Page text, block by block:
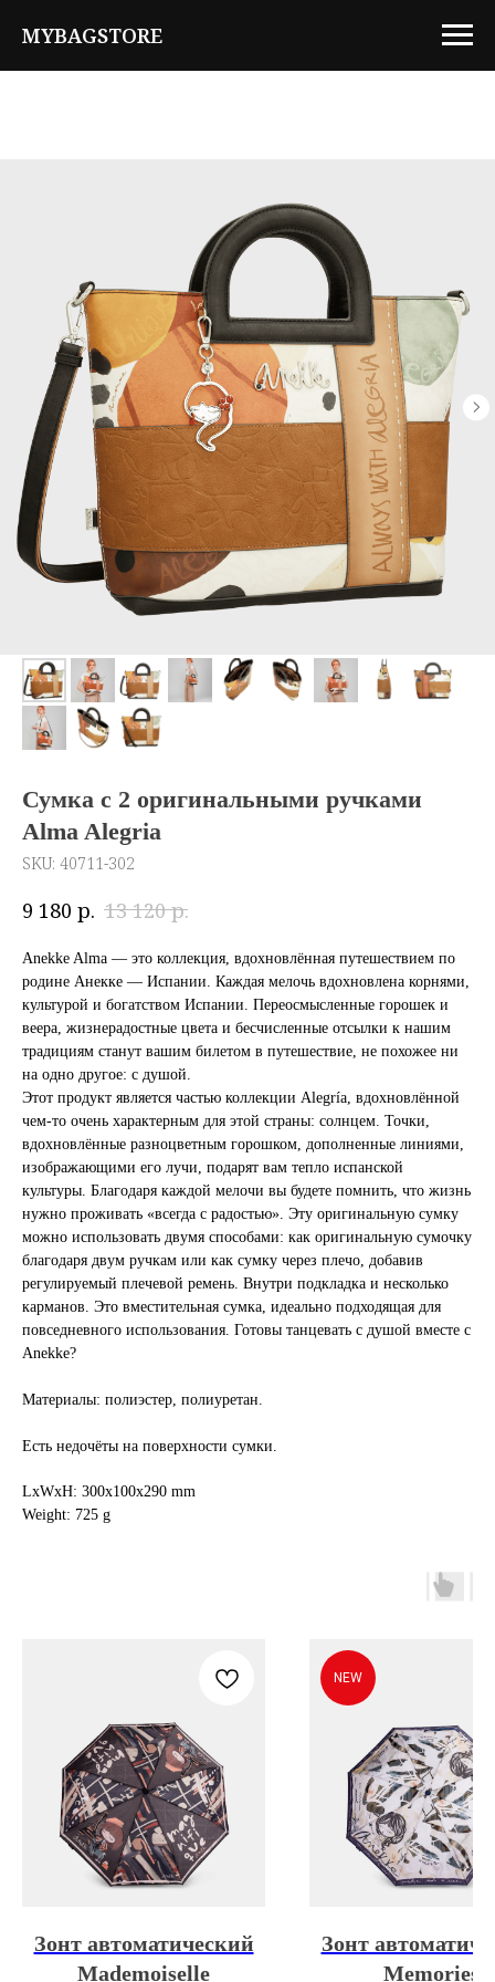
MYBAGSTORE
Сумка с 2 оригинальными ручками
Alma Alegria
SKU: 40711-302
9 180 р. 13 120 р.
Anekke Alma — это коллекция, вдохновлённая путешествием по
родине Анекке — Испании. Каждая мелочь вдохновлена корнями,
культурой и богатством Испании. Переосмысленные горошек и
веера, жизнерадостные цвета и бесчисленные отсылки к нашим
традициям станут вашим билетом в путешествие, не похожее ни
на одно другое: с душой.
Этот продукт является частью коллекции Alegría, вдохновлённой
чем-то очень характерным для этой страны: солнцем. Точки,
вдохновлённые разноцветным горошком, дополненные линиями,
изображающими его лучи, подарят вам тепло испанской
культуры. Благодаря каждой мелочи вы будете помнить, что жизнь
нужно проживать «всегда с радостью». Эту оригинальную сумку
можно использовать двумя способами: как оригинальную сумочку
благодаря двум ручкам или как сумку через плечо, добавив
регулируемый плечевой ремень. Внутри подкладка и несколько
карманов. Это вместительная сумка, идеально подходящая для
повседневного использования. Готовы танцевать с душой вместе с
Anekke?
Материалы: полиэстер, полиуретан.
Есть недочёты на поверхности сумки.
LxWxH: 300x100x290 mm
Weight: 725 g
Зонт автоматический
Mademoiselle
NEW
Зонт
Memories